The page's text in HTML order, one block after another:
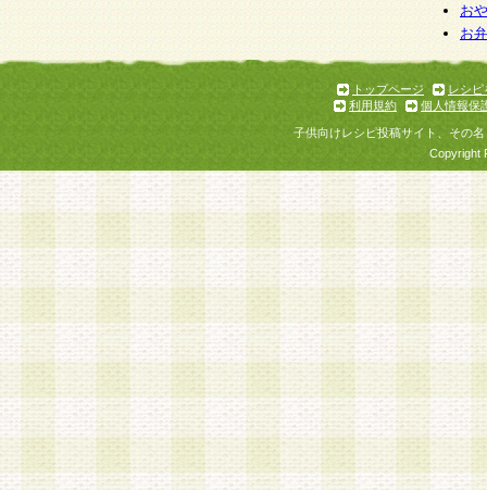
個人情報を与えることは任意ですが、個人情報
意をいただけない場合には、当社のサービスの
お問い合わせ・ご相談への対応ができない場合
お
お
トップページ
レシピ
利用規約
個人情報保
子供向けレシピ投稿サイト、その
Copyright